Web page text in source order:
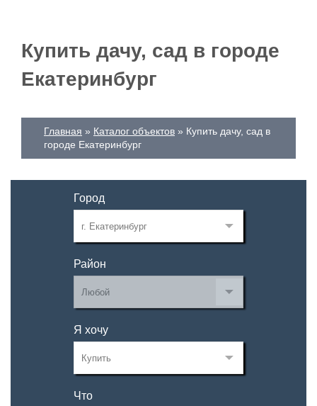
Купить дачу, сад в городе
Екатеринбург
Главная Каталог объектов
Купить дачу, сад в
городе Екатеринбург
Город
Район
Я хочу
Что